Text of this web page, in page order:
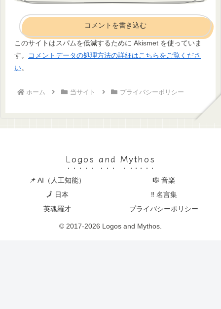
コメントを書き込む
このサイトはスパムを低減するために Akismet を使っていま
す。
コメントデータの処理方法の詳細はこちらをご覧くださ
い。
ホーム 当サイト プライバシーポリシー
Logos and Mythos
📌 AI（人工知能）
🎼 音楽
🗾 日本
‼ 名言集
英魂羅才
プライバシーポリシー
© 2017-2026 Logos and Mythos.